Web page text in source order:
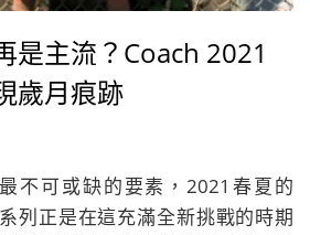
是主流？Coach 2021
歲月痕跡
不可或缺的要素，2021春夏的
列正是在這充滿全新挑戰的時期